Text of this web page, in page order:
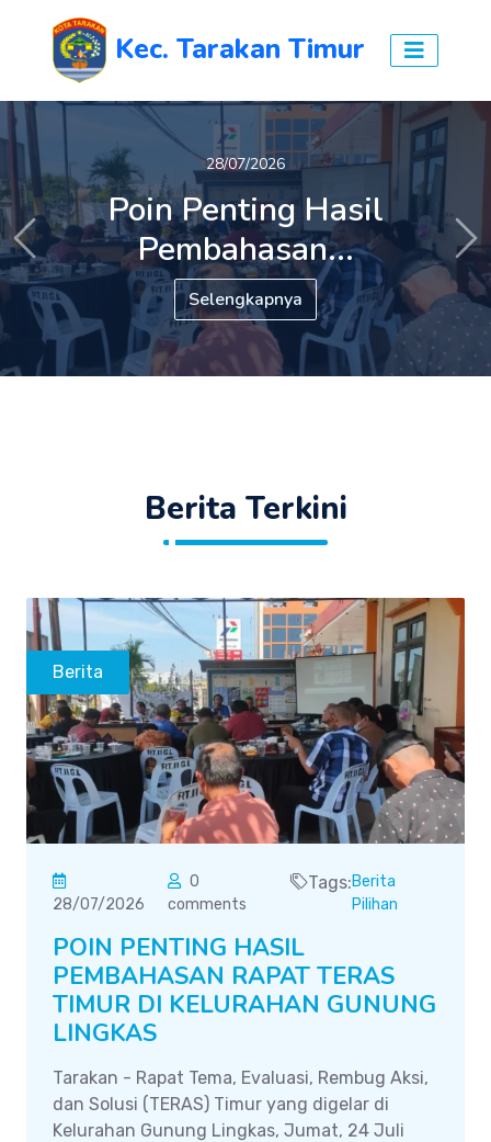
Kec. Tarakan Timur
28/07/2026
Poin Penting Hasil
Pembahasan...
Selengkapnya
27/07/2026
Tiga Persoalan Prioritas
Warga...
Selengkapnya
Previous
Berita Terkini
Berita
28/07/2026
0
comments
Tags:Berita
Pilihan
POIN PENTING HASIL
PEMBAHASAN RAPAT TERAS
TIMUR DI KELURAHAN GUNUNG
LINGKAS
Tarakan - Rapat Tema, Evaluasi, Rembug Aksi,
dan Solusi (TERAS) Timur yang digelar di
Kelurahan Gunung Lingkas, Jumat, 24 Juli